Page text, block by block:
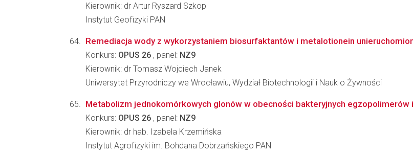
Kierownik: dr Artur Ryszard Szkop
Instytut Geofizyki PAN
Remediacja wody z wykorzystaniem biosurfaktantów i metalotionein
Konkurs: OPUS 26 , panel: NZ9
Kierownik: dr Tomasz Wojciech Janek
Uniwersytet Przyrodniczy we Wrocławiu, Wydział Biotechnologii i Nauk o Żywności
Metabolizm jednokomórkowych glonów w obecności bakteryjnych egzopolimerów
Konkurs: OPUS 26 , panel: NZ9
Kierownik: dr hab. Izabela Krzemińska
Instytut Agrofizyki im. Bohdana Dobrzańskiego PAN